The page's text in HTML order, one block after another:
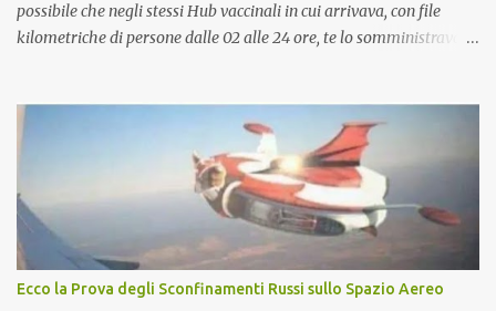
possibile che negli stessi Hub vaccinali in cui arrivava, con file
kilometriche di persone dalle 02 alle 24 ore, te lo somministravano
Vaccino come: l' Amaro del Capo, era "spettacolare Ghiacciato, ma
andava bene anche, a Temperatura Ambiente"! Riproponiamo
l'articolo per NON Dimenticare!
Ecco la Prova degli Sconfinamenti Russi sullo Spazio Aereo